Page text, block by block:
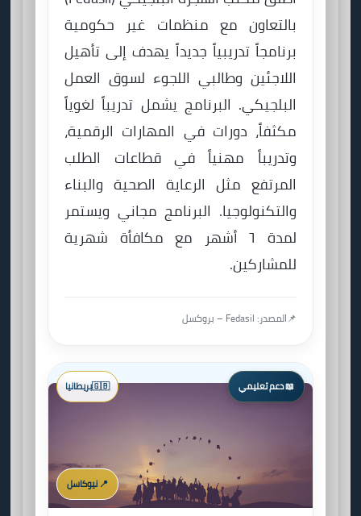
بالتعاون مع منظمات غير حكومية
برنامجاً تدريبياً جديداً يهدف إلى تأهيل
اللاجئين وطالبي اللجوء لسوق العمل
البلجيكي. البرنامج يشمل تدريباً لغوياً
مكثفاً، دورات في المهارات الرقمية،
وتدريباً مهنياً في قطاعات الطلب
المرتفع مثل الرعاية الصحية والبناء
والتكنولوجيا. البرنامج مجاني ويستمر
لمدة ٦ أشهر مع مكافأة شهرية
للمشاركين.
📌المصدر: Fedasil – بروكسل
📖 دعم تعليمي
📍 نيوكاسل
🇬🇧بريطانيا